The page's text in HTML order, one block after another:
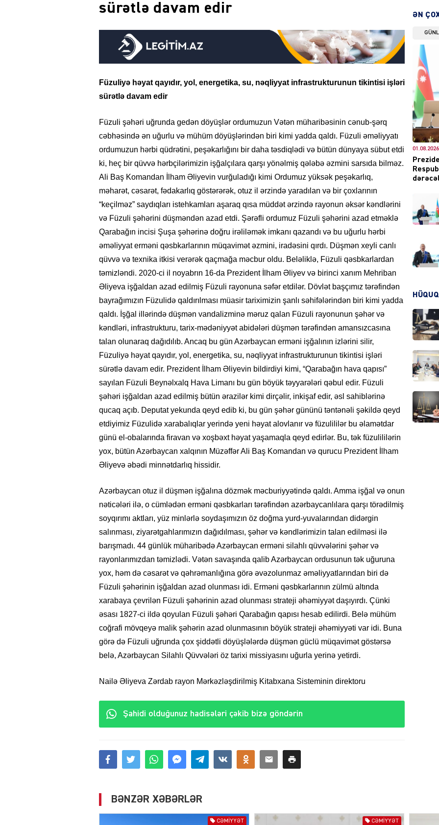
sürətlə davam edir
Füzuliyə həyat qayıdır, yol, energetika, su, nəqliyyat infrastrukturunun tikintisi işləri
sürətlə davam edir
Füzuli şəhəri uğrunda gedən döyüşlər ordumuzun Vətən müharibəsinin cənub-şərq
cəbhəsində ən uğurlu və mühüm döyüşlərindən biri kimi yadda qaldı. Füzuli əməliyyatı
ordumuzun hərbi qüdrətini, peşəkarlığını bir daha təsdiqlədi və bütün dünyaya sübut etdi
ki, heç bir qüvvə hərbçilərimizin işğalçılara qarşı yönəlmiş qələbə əzmini sarsıda bilməz.
Ali Baş Komandan İlham Əliyevin vurğuladığı kimi Ordumuz yüksək peşəkarlıq,
məharət, cəsarət, fədakarlıq göstərərək, otuz il ərzində yaradılan və bir çoxlarının
“keçilməz” saydıqları istehkamları aşaraq qısa müddət ərzində rayonun əksər kəndlərini
və Füzuli şəhərini düşməndən azad etdi. Şərəfli ordumuz Füzuli şəhərini azad etməklə
Qarabağın incisi Şuşa şəhərinə doğru irəliləmək imkanı qazandı və bu uğurlu hərbi
əməliyyat erməni qəsbkarlarının müqavimət əzmini, iradəsini qırdı. Düşmən xeyli canlı
qüvvə və texnika itkisi verərək qaçmağa məcbur oldu. Beləliklə, Füzuli qəsbkarlardan
təmizləndi. 2020-ci il noyabrın 16-da Prezident İlham Əliyev və birinci xanım Mehriban
Əliyeva işğaldan azad edilmiş Füzuli rayonuna səfər etdilər. Dövlət başçımız tərəfindən
bayrağımızın Füzulidə qaldırılması müasir tariximizin şanlı səhifələrindən biri kimi yadda
qaldı. İşğal illərində düşmən vandalizminə məruz qalan Füzuli rayonunun şəhər və
kəndləri, infrastrukturu, tarix-mədəniyyət abidələri düşmən tərəfindən amansızcasına
talan olunaraq dağıdılıb. Ancaq bu gün Azərbaycan erməni işğalının izlərini silir,
Füzuliyə həyat qayıdır, yol, energetika, su, nəqliyyat infrastrukturunun tikintisi işləri
sürətlə davam edir. Prezident İlham Əliyevin bildirdiyi kimi, “Qarabağın hava qapısı”
sayılan Füzuli Beynəlxalq Hava Limanı bu gün böyük təyyarələri qəbul edir. Füzuli
şəhəri işğaldan azad edilmiş bütün ərazilər kimi dirçəlir, inkişaf edir, əsl sahiblərinə
qucaq açıb. Deputat yekunda qeyd edib ki, bu gün şəhər gününü təntənəli şəkildə qeyd
etdiyimiz Füzulidə xarabalıqlar yerində yeni həyat alovlanır və füzulililər bu əlamətdar
günü el-obalarında firavan və xoşbəxt həyat yaşamaqla qeyd edirlər. Bu, tək füzulililərin
yox, bütün Azərbaycan xalqının Müzəffər Ali Baş Komandan və qurucu Prezident İlham
Əliyevə əbədi minnətdarlıq hissidir.
Azərbaycan otuz il düşmən işğalına dözmək məcburiyyətində qaldı. Amma işğal və onun
nəticələri ilə, o cümlədən erməni qəsbkarları tərəfindən azərbaycanlılara qarşı törədilmiş
soyqırımı aktları, yüz minlərlə soydaşımızın öz doğma yurd-yuvalarından didərgin
salınması, ziyarətgahlarımızın dağıdılması, şəhər və kəndlərimizin talan edilməsi ilə
barışmadı. 44 günlük müharibədə Azərbaycan erməni silahlı qüvvələrini şəhər və
rayonlarımızdan təmizlədi. Vətən savaşında qalib Azərbaycan ordusunun tək uğuruna
yox, həm də cəsarət və qəhrəmanlığına görə əvəzolunmaz əməliyyatlarından biri də
Füzuli şəhərinin işğaldan azad olunması idi. Erməni qəsbkarlarının zülmü altında
xarabaya çevrilən Füzuli şəhərinin azad olunması strateji əhəmiyyət daşıyırdı. Çünki
əsası 1827-ci ildə qoyulan Füzuli şəhəri Qarabağın qapısı hesab edilirdi. Belə mühüm
coğrafi mövqeyə malik şəhərin azad olunmasının böyük strateji əhəmiyyəti var idi. Buna
görə də Füzuli uğrunda çox şiddətli döyüşlələrdə düşmən güclü müqavimət göstərsə
belə, Azərbaycan Silahlı Qüvvələri öz tarixi missiyasını uğurla yerinə yetirdi.
Nailə Əliyeva Zərdab rayon Mərkəzləşdirilmiş Kitabxana Sisteminin direktoru
Şahidi olduğunuz hadisələri çəkib bizə göndərin
DÜNYA
DÜNYA
DÜNYA
ƏN
01.08.2026
HÜQUQ
BƏNZƏR XƏBƏRLƏR
CƏMIYYƏT CƏMIYYƏT